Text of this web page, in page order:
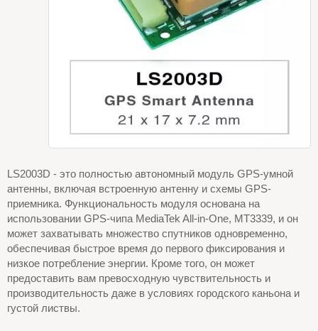
LS2003D - это полностью автономный модуль GPS-умной
антенны, включая встроенную антенну и схемы GPS-
приемника. Функциональность модуля основана на
использовании GPS-чипа MediaTek All-in-One, MT3339, и он
может захватывать множество спутников одновременно,
обеспечивая быстрое время до первого фиксирования и
низкое потребление энергии. Кроме того, он может
предоставить вам превосходную чувствительность и
производительность даже в условиях городского каньона и
густой листвы.